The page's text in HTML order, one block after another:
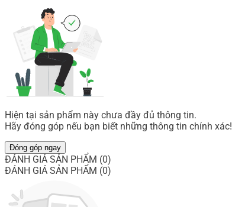
Hiện tại sản phẩm này chưa đầy đủ thông tin.
Hãy đóng góp nếu bạn biết những thông tin chính xác!
Đóng góp ngay
ĐÁNH GIÁ SẢN PHẨM (0)
ĐÁNH GIÁ SẢN PHẨM (0)